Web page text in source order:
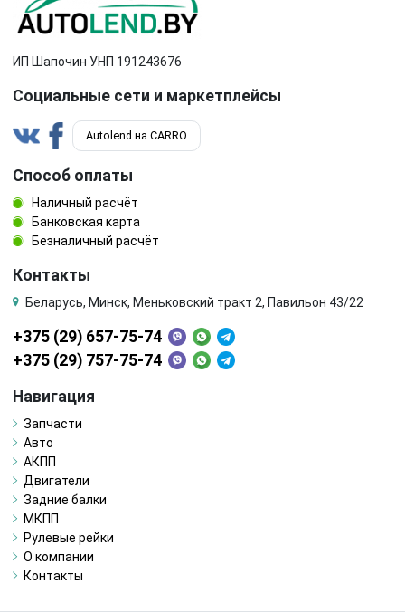
ИП Шапочин УНП 191243676
Социальные сети и маркетплейсы
Autolend на CARRO
Способ оплаты
Наличный расчёт
Банковская карта
Безналичный расчёт
Контакты
Беларусь, Минск, Меньковский тракт 2, Павильон 43/22
+375 (29) 657-75-74
+375 (29) 757-75-74
Навигация
Запчасти
Авто
АКПП
Двигатели
Задние балки
МКПП
Рулевые рейки
О компании
Контакты